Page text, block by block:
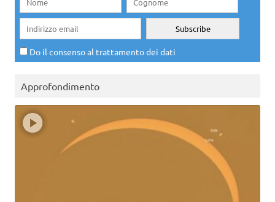
Do il consenso al trattamento dei dati
Approfondimento